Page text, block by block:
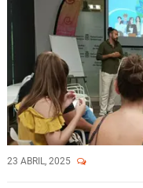
23 ABRIL, 2025